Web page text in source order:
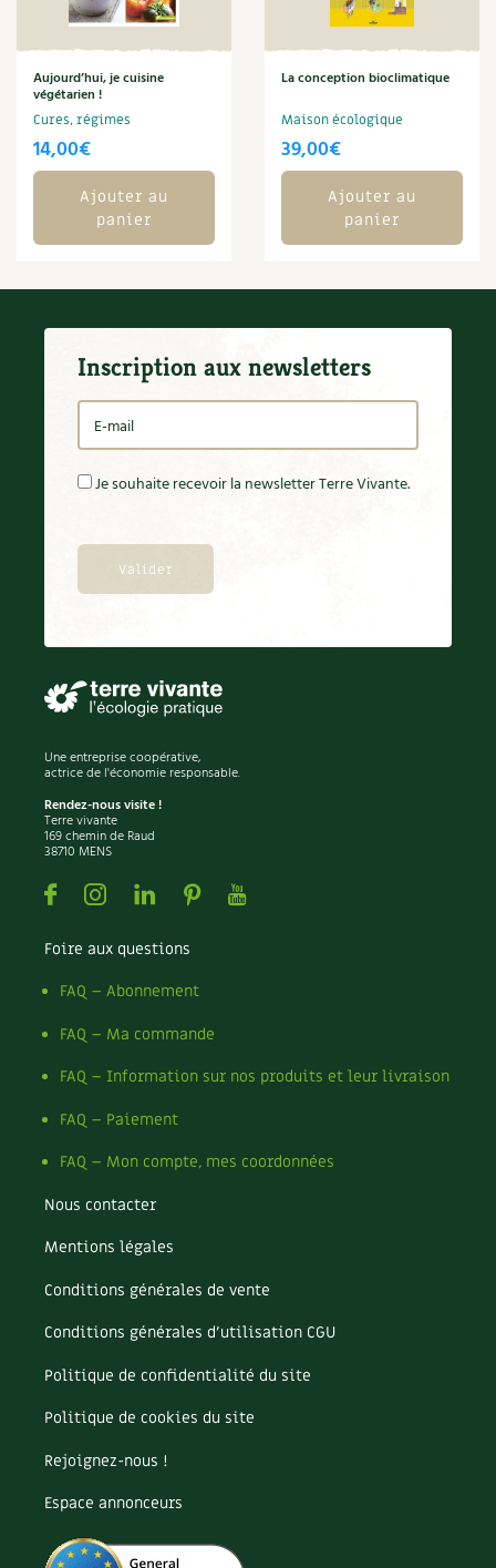
La vie secrète du jardin
BD : La folle histoire des plantes
Aujourd’hui, je cuisine
végétarien !
Cures, régimes
14,00€
Ajouter au
panier
La conception bioclimatique
Maison écologique
39,00€
Ajouter au
panier
Inscription aux newsletters
Je souhaite recevoir la newsletter Terre Vivante.
Une entreprise coopérative,
actrice de l'économie responsable.
Rendez-nous visite !
Terre vivante
169 chemin de Raud
38710 MENS
FacebookInstagramLinkedin
PinterestYoutube
Foire aux questions
FAQ – Abonnement
FAQ – Ma commande
FAQ – Information sur nos produits et leur livraison
FAQ – Paiement
FAQ – Mon compte, mes coordonnées
Nous contacter
Mentions légales
Conditions générales de vente
Conditions générales d’utilisation CGU
Politique de confidentialité du site
Politique de cookies du site
Rejoignez-nous !
Espace annonceurs